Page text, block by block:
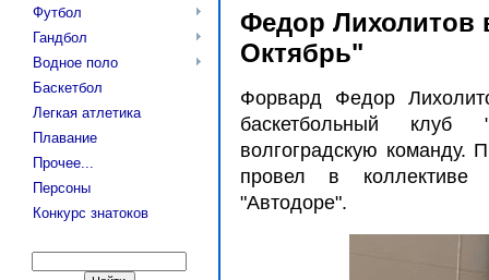
Футбол
Гандбол
Водное поло
Баскетбол
Легкая атлетика
Плавание
Прочее...
Персоны
Конкурс знатоков
Федор Лихолитов
Октябрь"
Форвард Федор
баскетбольный
волгоградскую
провел в коллективе
"Автодоре".